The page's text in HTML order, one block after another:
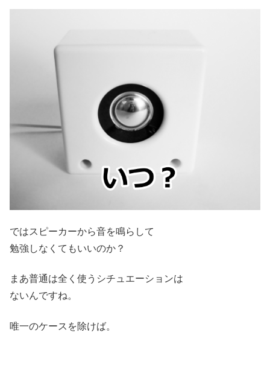
ではスピーカーから音を鳴らして
勉強しなくてもいいのか？
まあ普通は全く使うシチュエーションは
ないんですね。
唯一のケースを除けば。